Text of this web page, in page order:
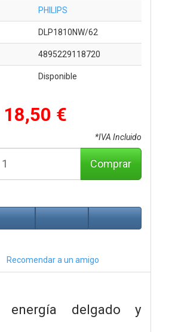
PHILIPS
DLP1810NW/62
4895229118720
Disponible
18,50 €
*IVA Incluido
Comprar
Recomendar a un amigo
energía delgado y